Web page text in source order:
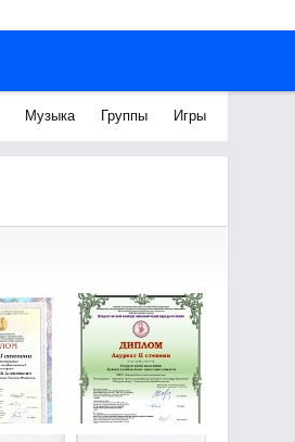
Музыка Группы Игры